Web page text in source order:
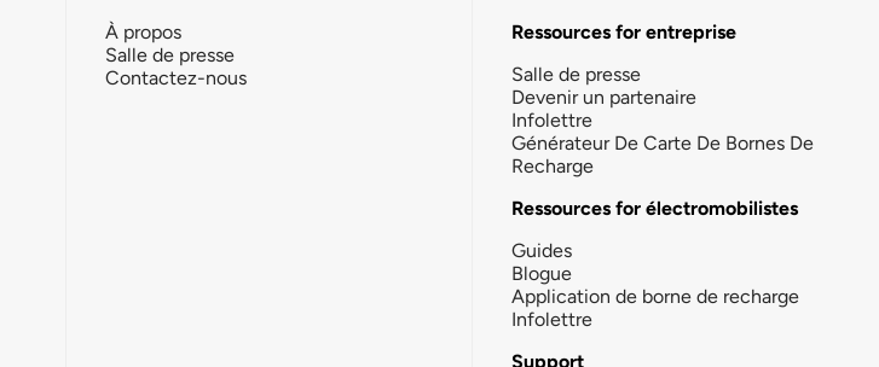
À propos
Salle de presse
Contactez-nous
Ressources for entreprise
Salle de presse
Devenir un partenaire
Infolettre
Générateur De Carte De Bornes De
Recharge
Ressources for électromobilistes
Guides
Blogue
Application de borne de recharge
Infolettre
Support